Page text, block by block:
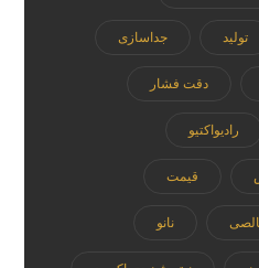
تولید جداسازی
دقت فشار
رادیواکتیو
قیمت
نانو